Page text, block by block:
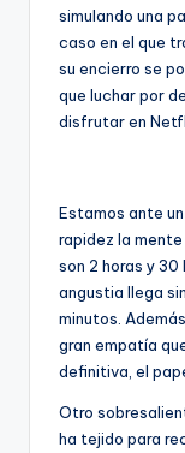
simulando una
caso en el que
su encierro se
que luchar por
disfrutar en
Estamos ante
rapidez la
son 2 horas y
angustia llega
minutos.
gran empatía
definitiva, el
Otro
ha tejido para